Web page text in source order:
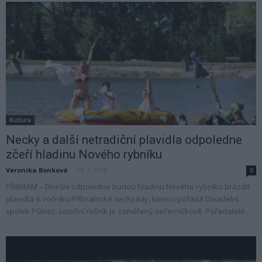
Kultura
Necky a další netradiční plavidla odpoledne
zčeří hladinu Nového rybníku
Veronika Bonková 0
PŘÍBRAM – Dnešní odpoledne budou hladinu Nového rybníku brázdit
plavidla 6. ročníku Příbramské neckyády, kterou pořádá Divadelní
spolek Půlnoc. Letošní ročník je zaměřený večerníčkově. Pořadatelé...